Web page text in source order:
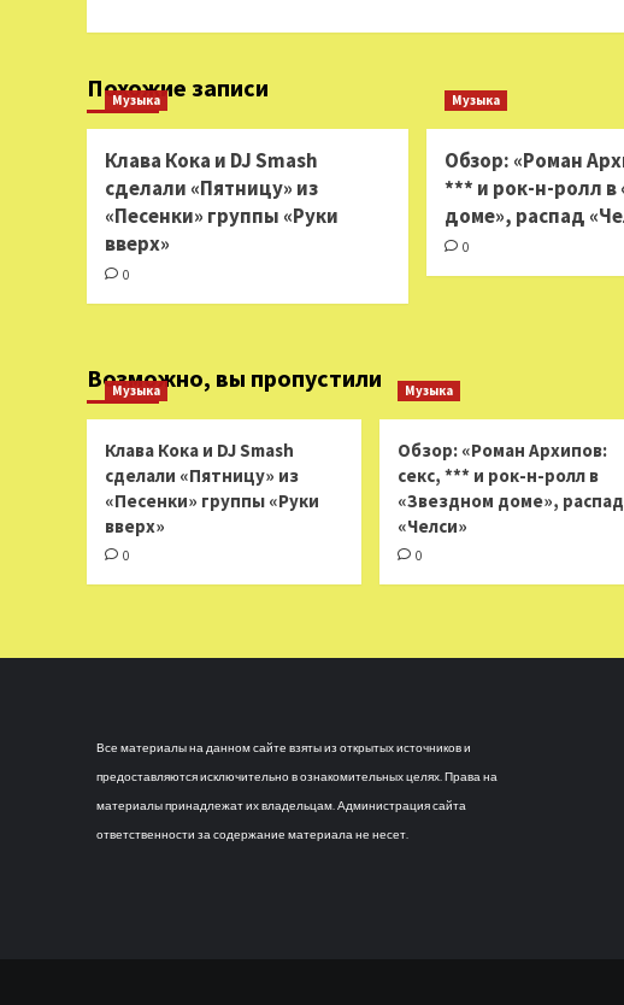
Похожие записи
Музыка
Клава Кока и DJ Smash
сделали «Пятницу» из
«Песенки» группы «Руки
вверх»
0
Музыка
Обзор: «Роман
*** и рок-н-ролл в
доме», распад
0
Возможно, вы пропустили
Музыка
Клава Кока и DJ Smash
сделали «Пятницу» из
«Песенки» группы «Руки
вверх»
0
Музыка
Обзор: «Роман Архипов:
секс, *** и рок-н-ролл в
«Звездном доме», распад
«Челси»
0
Все материалы на данном сайте взяты из открытых источников и
предоставляются исключительно в ознакомительных целях. Права на
материалы принадлежат их владельцам. Администрация сайта
ответственности за содержание материала не несет.